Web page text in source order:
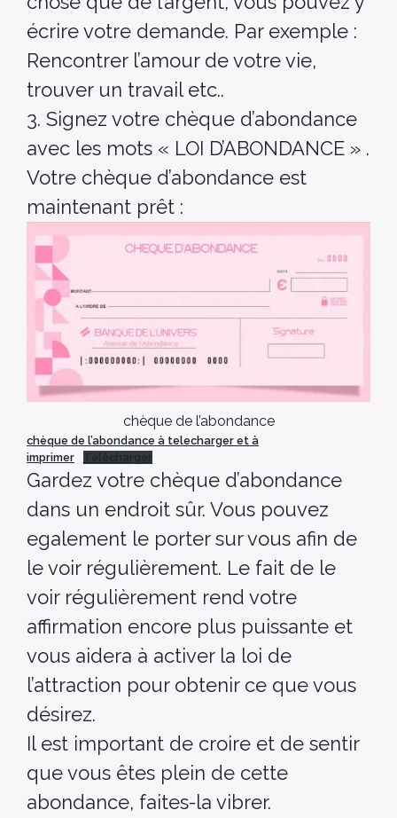
écrire votre demande. Par exemple :
Rencontrer l’amour de votre vie,
trouver un travail etc..
3. Signez votre chèque d’abondance
avec les mots « LOI D’ABONDANCE » .
Votre chèque d’abondance est
maintenant prêt :
chèque de l’abondance
chèque de l’abondance à telecharger et à
imprimer
Gardez votre chèque d’abondance
dans un endroit sûr. Vous pouvez
egalement le porter sur vous afin de
le voir régulièrement. Le fait de le
voir régulièrement rend votre
affirmation encore plus puissante et
vous aidera à activer la loi de
l’attraction pour obtenir ce que vous
désirez.
Il est important de croire et de sentir
que vous êtes plein de cette
abondance, faites-la vibrer.